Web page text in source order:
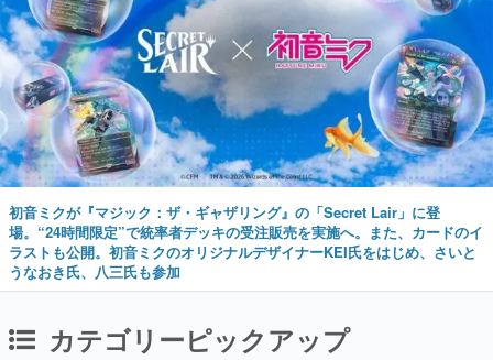
初音ミクが『マジック：ザ・ギャザリング』の「Secret Lair」に登
場。“24時間限定”で統率者デッキの受注販売を実施へ。また、カードのイ
ラストも公開。初音ミクのオリジナルデザイナーKEI氏をはじめ、さいと
うなおき氏、八三氏も参加
カテゴリーピックアップ